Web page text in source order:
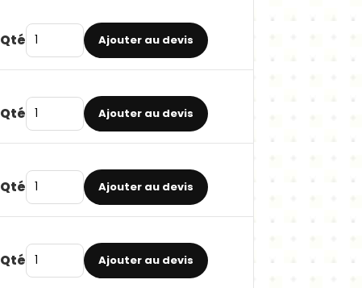
Qté Ajouter au devis
Qté Ajouter au devis
Qté Ajouter au devis
Qté Ajouter au devis